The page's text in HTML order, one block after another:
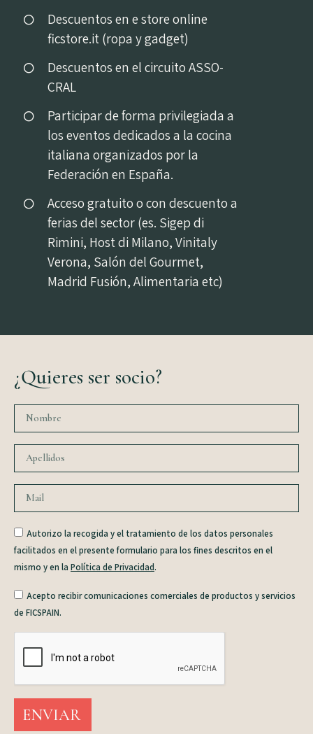
Descuentos en e store online
ficstore.it (ropa y gadget)
Descuentos en el circuito ASSO-
CRAL
Participar de forma privilegiada a
los eventos dedicados a la cocina
italiana organizados por la
Federación en España.
Acceso gratuito o con descuento a
ferias del sector (es. Sigep di
Rimini, Host di Milano, Vinitaly
Verona, Salón del Gourmet,
Madrid Fusión, Alimentaria etc)
¿Quieres ser socio?
Autorizo la recogida y el tratamiento de los datos personales
facilitados en el presente formulario para los fines descritos en el
mismo y en la Política de Privacidad.
Acepto recibir comunicaciones comerciales de productos y servicios
de FICSPAIN.
ENVIAR